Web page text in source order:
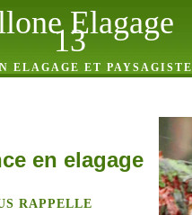
Elagage
13
ELAGAGE ET PAYSAGISTE
en elagage
RAPPELLE